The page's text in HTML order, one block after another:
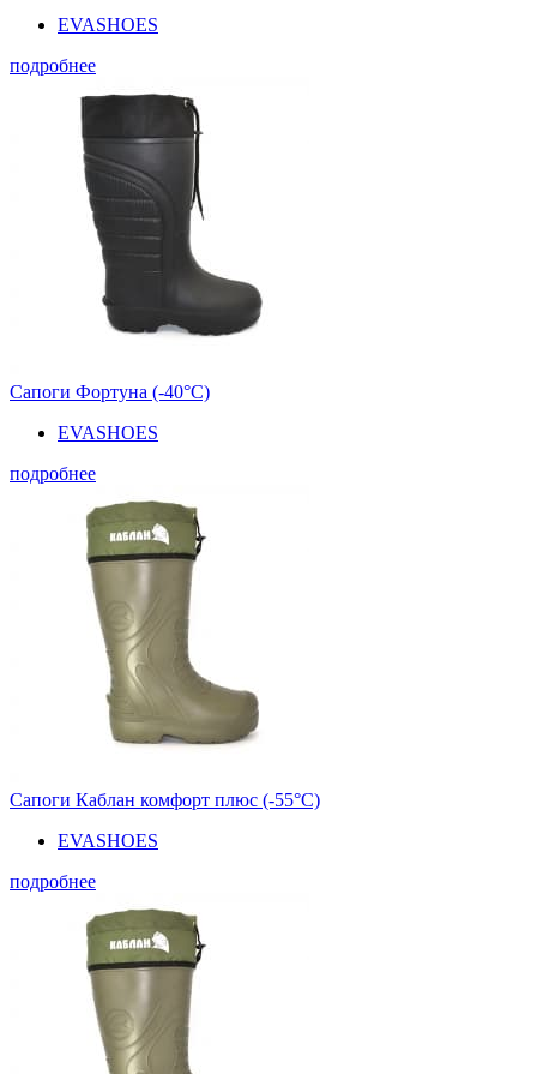
EVASHOES
подробнее
Сапоги Фортуна (-40°С)
EVASHOES
подробнее
Сапоги Каблан комфорт плюс (-55°С)
EVASHOES
подробнее